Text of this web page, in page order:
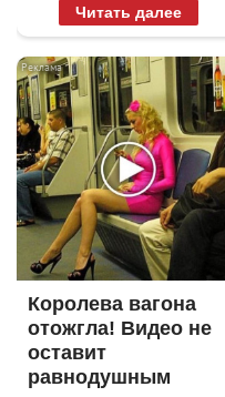
Читать далее
Королева вагона
отожгла! Видео не
оставит
равнодушным